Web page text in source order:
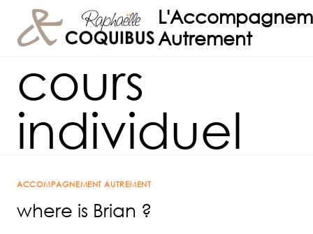
contenu
Autrement
cours
individuel
ACCOMPAGNEMENT AUTREMENT
where is Brian ?